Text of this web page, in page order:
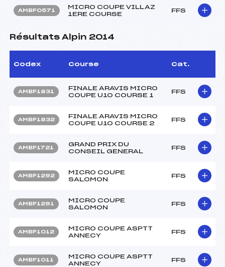
AMBF0571
MICRO COUPE VILLAZ
1ERE COURSE
FFS
Résultats Alpin 2014
Codex Course Cat.
AMBF1831
FINALE ARAVIS MICRO
COUPE U10 COURSE 1
FFS
AMBF1832
FINALE ARAVIS MICRO
COUPE U10 COURSE 2
FFS
AMBF1721
GRAND PRIX DU
CONSEIL GENERAL
FFS
AMBF1292
MICRO COUPE
SALOMON
FFS
AMBF1291
MICRO COUPE
SALOMON
FFS
AMBF1012
MICRO COUPE ASPTT
ANNECY
FFS
AMBF1011
MICRO COUPE ASPTT
ANNECY
FFS